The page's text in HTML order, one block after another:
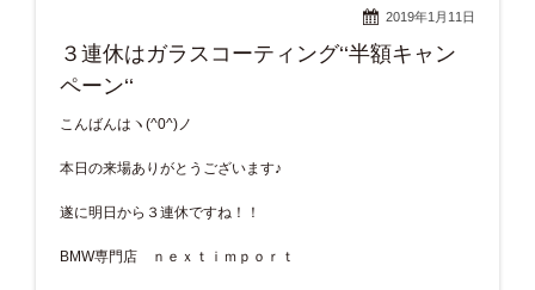
2019年1月11日
３連休はガラスコーティング‘‘半額キャン
ペーン‘‘
こんばんはヽ(^0^)ノ
本日の来場ありがとうございます♪
遂に明日から３連休ですね！！
BMW専門店 ｎｅｘｔｉｍｐｏｒｔ